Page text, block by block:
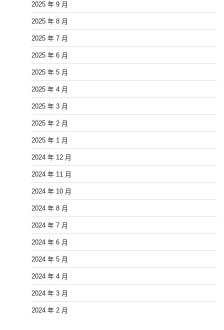
2025 年 9 月
2025 年 8 月
2025 年 7 月
2025 年 6 月
2025 年 5 月
2025 年 4 月
2025 年 3 月
2025 年 2 月
2025 年 1 月
2024 年 12 月
2024 年 11 月
2024 年 10 月
2024 年 8 月
2024 年 7 月
2024 年 6 月
2024 年 5 月
2024 年 4 月
2024 年 3 月
2024 年 2 月